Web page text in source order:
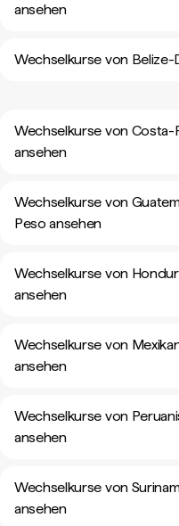
ansehen
Wechselkurse von Belize-
Wechselkurse von Costa-
ansehen
Wechselkurse von
Peso ansehen
Wechselkurse von
ansehen
Wechselkurse von
ansehen
Wechselkurse von
ansehen
Wechselkurse von
ansehen